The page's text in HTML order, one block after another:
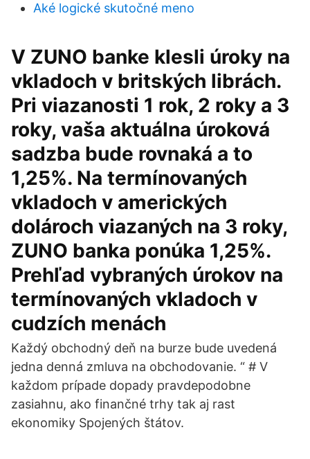
Aké logické skutočné meno
V ZUNO banke klesli úroky na
vkladoch v britských librách.
Pri viazanosti 1 rok, 2 roky a 3
roky, vaša aktuálna úroková
sadzba bude rovnaká a to
1,25%. Na termínovaných
vkladoch v amerických
dolároch viazaných na 3 roky,
ZUNO banka ponúka 1,25%.
Prehľad vybraných úrokov na
termínovaných vkladoch v
cudzích menách
Každý obchodný deň na burze bude uvedená
jedna denná zmluva na obchodovanie. “ # V
každom prípade dopady pravdepodobne
zasiahnu, ako finančné trhy tak aj rast
ekonomiky Spojených štátov.